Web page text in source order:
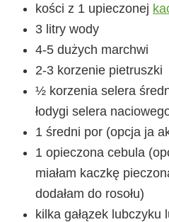
kości z 1 upieczonej
3 litry wody
4-5 dużych marchwi
2-3 korzenie pietruszki
½ korzenia selera
łodygi selera
1 średni por (opcja ja
1 opieczona cebula
miałam kaczkę
dodałam do rosołu)
kilka gałązek lubczyku